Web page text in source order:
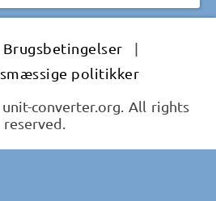
Brugsbetingelser
|
politikker
converter.org. All rights
reserved.